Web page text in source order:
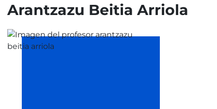
Arantzazu Beitia Arriola